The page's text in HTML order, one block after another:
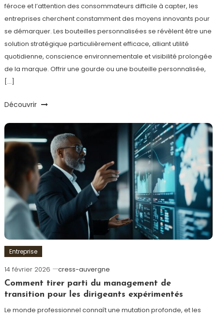
féroce et l’attention des consommateurs difficile à capter, les
entreprises cherchent constamment des moyens innovants pour
se démarquer. Les bouteilles personnalisées se révèlent être une
solution stratégique particulièrement efficace, alliant utilité
quotidienne, conscience environnementale et visibilité prolongée
de la marque. Offrir une gourde ou une bouteille personnalisée,
[…]
Découvrir
Entreprise
14 février 2026
cress-auvergne
Comment tirer parti du management de
transition pour les dirigeants expérimentés
Le monde professionnel connaît une mutation profonde, et les